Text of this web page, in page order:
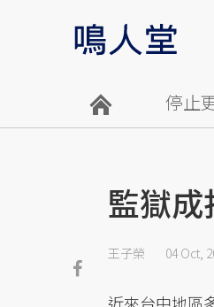
停止
監獄
王子榮 04 Oct,